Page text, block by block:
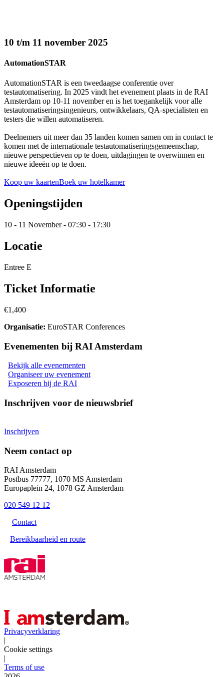
10 t/m 11 november 2025
AutomationSTAR
AutomationSTAR is een tweedaagse conferentie over
testautomatisering. In 2025 vindt het evenement plaats in de RAI
Amsterdam op 10-11 november en is het toegankelijk voor alle
testautomatiseringsingenieurs, ontwikkelaars, QA-specialisten en
testers die willen automatiseren.
Deelnemers uit meer dan 35 landen komen samen om in contact te
komen met de internationale testautomatiseringsgemeenschap,
nieuwe perspectieven op te doen, uitdagingen te overwinnen en
nieuwe ideeën op te doen.
Koop uw kaartenBoek uw hotelkamer
Openingstijden
10 - 11 November - 07:30 - 17:30
Locatie
Entree E
Ticket Informatie
€1,400
Organisatie: EuroSTAR Conferences
Evenementen bij RAI Amsterdam
Bekijk alle evenementen
Organiseer uw evenement
Exposeren bij de RAI
Inschrijven voor de nieuwsbrief
Inschrijven
Neem contact op
RAI Amsterdam
Postbus 77777, 1070 MS Amsterdam
Europaplein 24, 1078 GZ Amsterdam
020 549 12 12
Contact
Bereikbaarheid en route
Privacyverklaring
|
Cookie settings
|
Terms of use